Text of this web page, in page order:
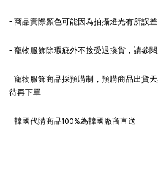
- 商品實際顏色可能因為拍攝燈光有所誤
- 寵物服飾除瑕疵外不接受退換貨，請參
- 寵物服飾商品採預購制，預購商品出貨
待再下單
- 韓國代購商品100%為韓國廠商直送